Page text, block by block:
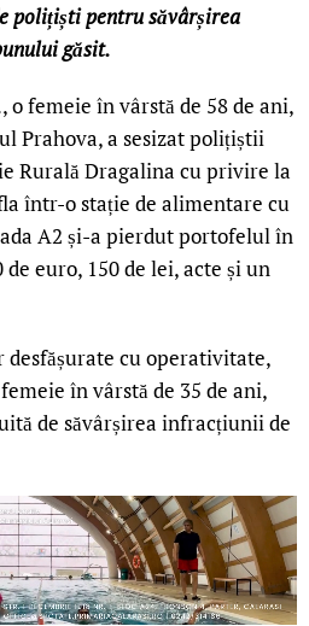
polițiști pentru săvârșirea
găsit.
o femeie în vârstă de 58 de ani,
Prahova, a sesizat polițiștii
Rurală Dragalina cu privire la
într-o stație de alimentare cu
A2 și-a pierdut portofelul în
euro, 150 de lei, acte și un
desfășurate cu operativitate,
în vârstă de 35 de ani,
de săvârșirea infracțiunii de